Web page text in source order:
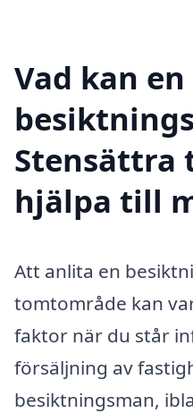
Vad kan en
Stensättra
hjälpa till
Att anlita en
tomtområde kan
faktor när du står
försäljning av
besiktningsman,